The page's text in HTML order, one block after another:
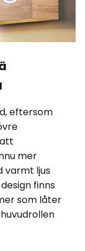
eftersom
mer
varmt ljus
finns
som låter